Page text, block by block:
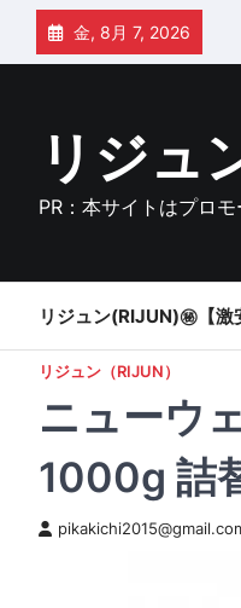
Skip
content
金, 8月 7, 2026
リジュ
PR：本サイトはプロ
リジュン(RIJUN)㊙【
リジュン（RIJUN）
ニューウ
1000g 詰